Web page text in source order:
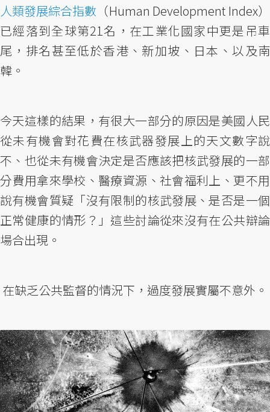
人類發展綜合指數 （Human Development Index）
已經落到全球第21名，在工業化國家中更是吊車
尾，排名甚至低於香港、新加坡、日本、以及南
韓。
今天這樣的結果，有很大一部分的原因是美國人民
從未有機會對花費在核武器發展上的天文數字說
不、也從未有機會決定是否應該把核武發展的一部
分費用拿來學校、醫療資源、社會福利上、更不用
說有機會質疑「沒有限制的核武發展、是否是一個
正常健康的情形？」這些討論從來沒有在公共辯論
場合出現。
在缺乏公共監督的情況下，過度發展實屬不意外。